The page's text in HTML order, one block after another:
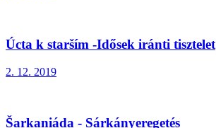
Úcta k starším -Idősek iránti tisztelet
2. 12. 2019
Šarkaniáda - Sárkányeregetés